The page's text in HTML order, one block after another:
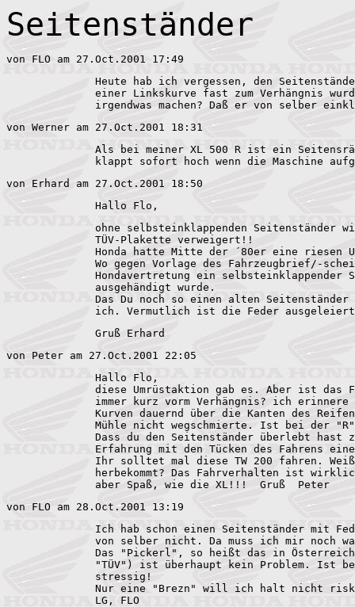
Seitenständer
von FLO am 27.Oct.2001 17:49
Heute hab ich vergessen, den
einer Linkskurve fast zum Verhängnis
irgendwas machen? Daß er von selber
von Werner am 27.Oct.2001 18:31
Als bei meiner XL 500 R ist ein
klappt sofort hoch wenn die Maschine
von Erhard am 27.Oct.2001 18:50
              Hallo Flo,
ohne selbsteinklappenden Seitenständer
              TÜV-Plakette verweigert!!
Honda hatte Mitte der ´80er eine riesen
Wo gegen Vorlage des Fahrzeugbrief/-
Hondavertretung ein selbsteinklappender
              ausgehändigt wurde.
Das Du noch so einen alten Seitenständer
ich. Vermutlich ist die Feder
              Gruß Erhard
von Peter am 27.Oct.2001 22:05
              Hallo Flo,
diese Umrüstaktion gab es. Aber ist das
immer kurz vorm Verhängnis? ich erinnere
Kurven dauernd über die Kanten des
Mühle nicht wegschmierte. Ist bei der
Dass du den Seitenständer überlebt hast
Erfahrung mit den Tücken des Fahrens
Ihr solltet mal diese TW 200 fahren.
herbekommt? Das Fahrverhalten ist
              aber Spaß, wie die XL!!!  Gruß  Peter
von FLO am 28.Oct.2001 13:19
Ich hab schon einen Seitenständer mit
von selber nicht. Da muss ich mir noch
Das "Pickerl", so heißt das in
"TÜV") ist überhaupt kein Problem. Ist
              stressig!
Nur eine "Brezn" will ich halt nicht
              LG, FLO